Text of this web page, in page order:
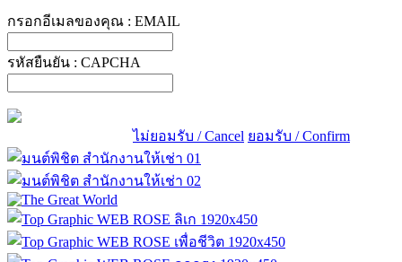
กรอกอีเมลของคุณ : EMAIL
รหัสยืนยัน : CAPCHA
ไม่ยอมรับ / Cancel ยอมรับ / Confirm